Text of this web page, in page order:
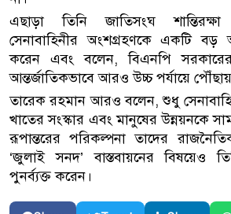
এছাড়া তিনি জাতিসংঘ
সেনাবাহিনীর অংশগ্রহণকে একটি বড়
করেন এবং বলেন, বিএনপি
আন্তর্জাতিকভাবে আরও উচ্চ পর্যায়ে
তারেক রহমান আরও বলেন, শুধু
খাতের সংস্কার এবং মানুষের উন্নয়নকে
রূপান্তরের পরিকল্পনা তাদের
‘জুলাই সনদ’ বাস্তবায়নের বিষয়েও
পুনর্ব্যক্ত করেন।